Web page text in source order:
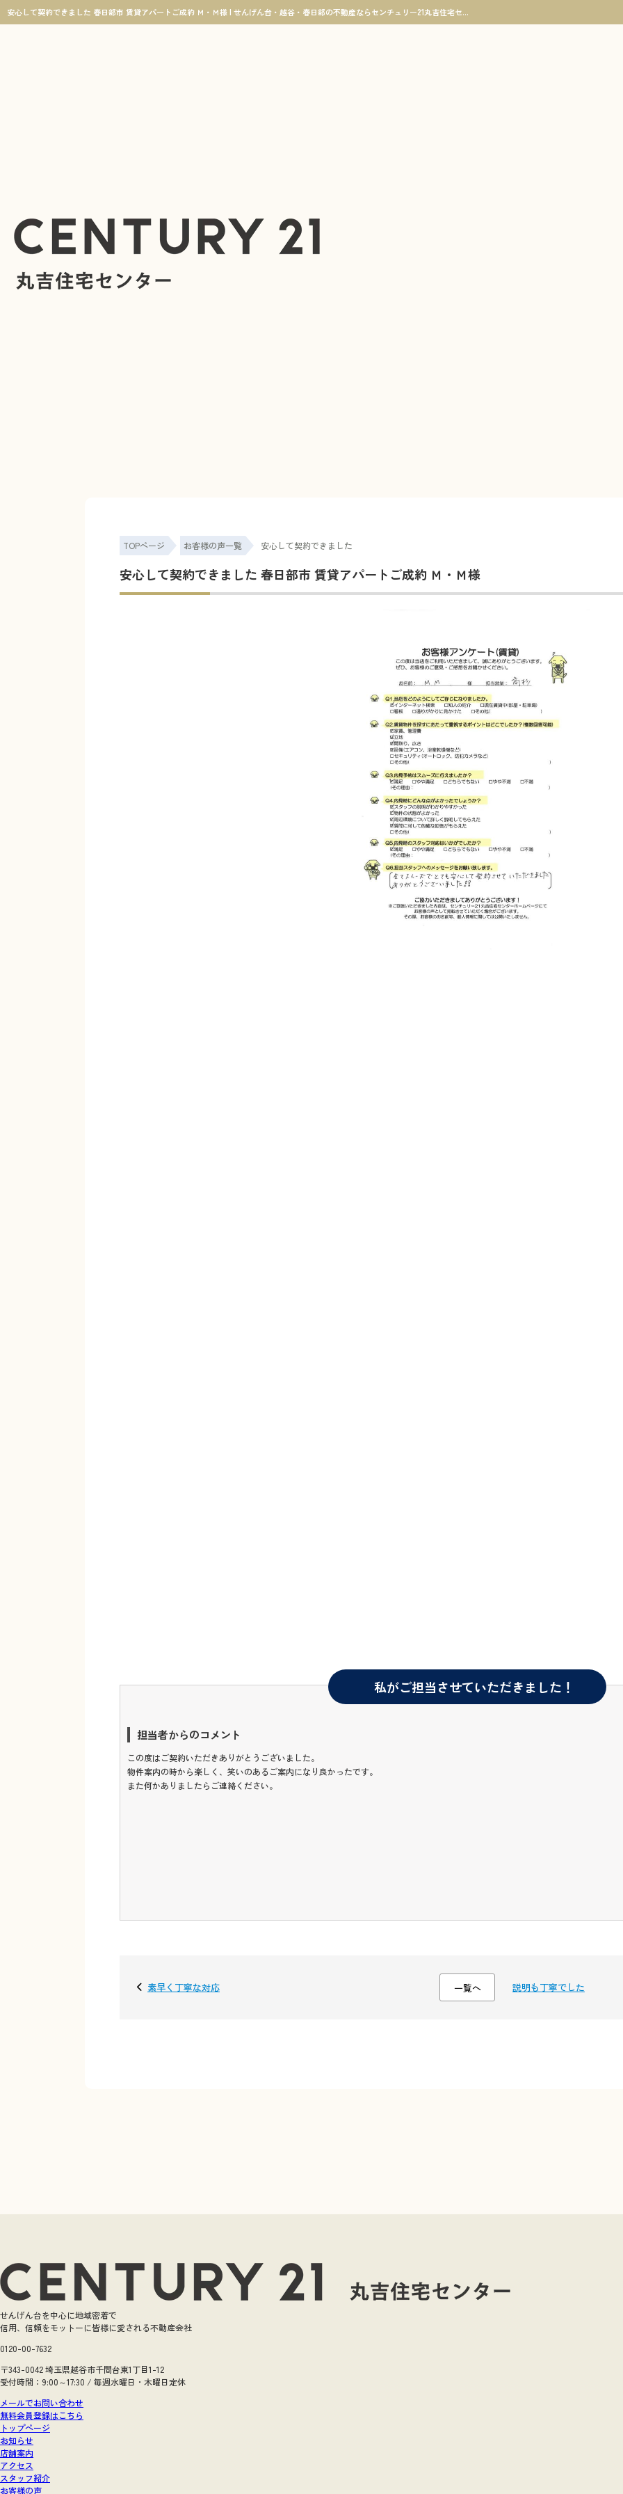
安心して契約できました 春日部市 賃貸アパートご成約 Ｍ・Ｍ様 | せんげん台・越谷・春日部の不動産ならセンチュリー21丸吉住宅センター
TOPページ お客様の声一覧 安心して契約できました
安心して契約できました 春日部市 賃貸アパートご成約 Ｍ・Ｍ様
私がご担当させていただきました！
担当者からのコメント
この度はご契約いただきありがとうございました。
物件案内の時から楽しく、笑いのあるご案内になり良かったです。
また何かありましたらご連絡ください。
素早く丁寧な対応 一覧へ 説明も丁寧でした
せんげん台を中心に地域密着で
信用、信頼をモットーに皆様に愛される不動産会社
0120-00-7632
〒343-0042 埼玉県越谷市千間台東1丁目1-12
受付時間：9:00～17:30 / 毎週水曜日・木曜日定休
メールでお問い合わせ
無料会員登録はこちら
トップページ
お知らせ
店舗案内
アクセス
スタッフ紹介
お客様の声